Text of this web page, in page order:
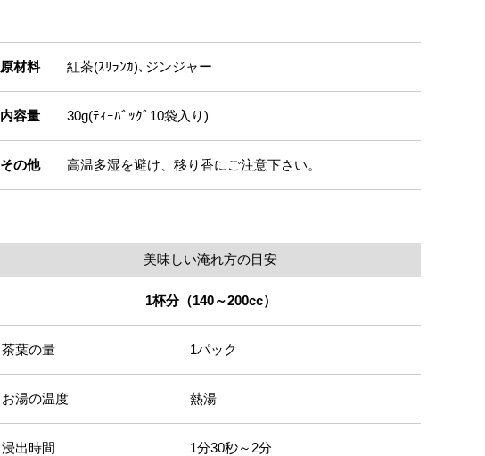
原材料 紅茶(ｽﾘﾗﾝｶ)､ジンジャー
内容量 30g(ﾃｨｰﾊﾞｯｸﾞ10袋入り)
その他 高温多湿を避け、移り香にご注意下さい。
美味しい淹れ方の目安
1杯分（140～200cc）
茶葉の量 1パック
お湯の温度 熱湯
浸出時間 1分30秒～2分